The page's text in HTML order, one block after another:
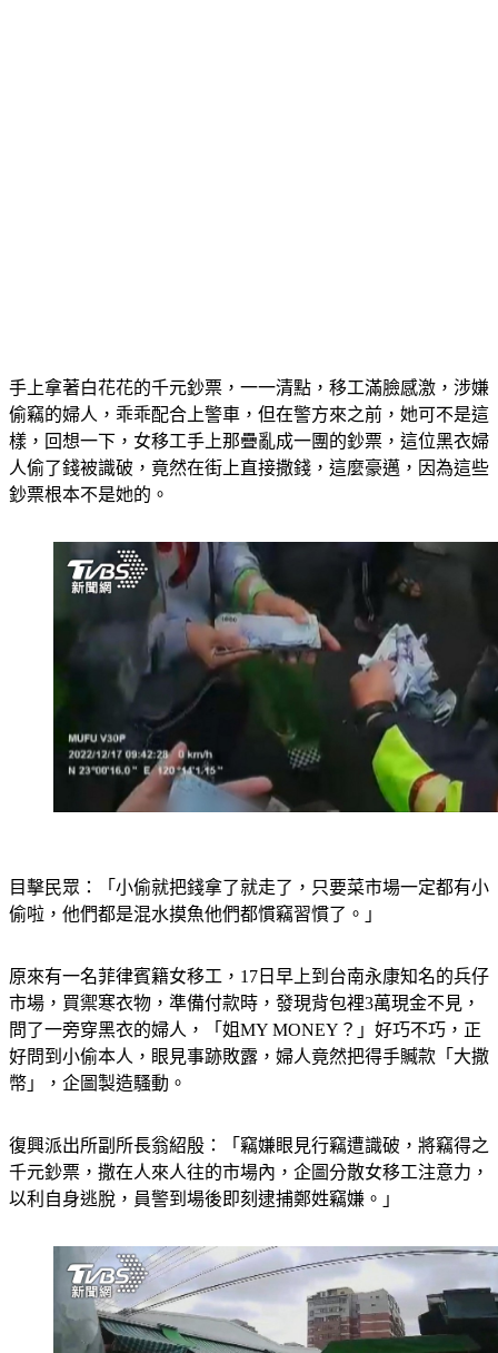
手上拿著白花花的千元鈔票，一一清點，移工滿臉感激，涉嫌
偷竊的婦人，乖乖配合上警車，但在警方來之前，她可不是這
樣，回想一下，女移工手上那疊亂成一團的鈔票，這位黑衣婦
人偷了錢被識破，竟然在街上直接撒錢，這麼豪邁，因為這些
鈔票根本不是她的。
目擊民眾：「小偷就把錢拿了就走了，只要菜市場一定都有小
偷啦，他們都是混水摸魚他們都慣竊習慣了。」
原來有一名菲律賓籍女移工，17日早上到台南永康知名的兵仔
市場，買禦寒衣物，準備付款時，發現背包裡3萬現金不見，
問了一旁穿黑衣的婦人，「姐MY MONEY？」好巧不巧，正
好問到小偷本人，眼見事跡敗露，婦人竟然把得手贓款「大撒
幣」，企圖製造騷動。
復興派出所副所長翁紹殷：「竊嫌眼見行竊遭識破，將竊得之
千元鈔票，撒在人來人往的市場內，企圖分散女移工注意力，
以利自身逃脫，員警到場後即刻逮捕鄭姓竊嫌。」